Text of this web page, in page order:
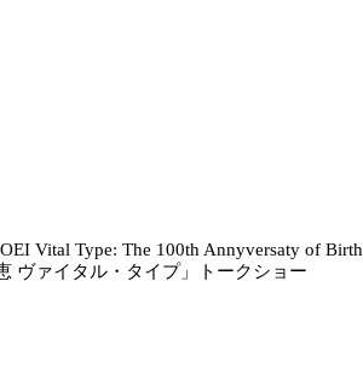
Vital Type: The 100th Annyversaty of
ヴァイタル・タイプ」トークショー